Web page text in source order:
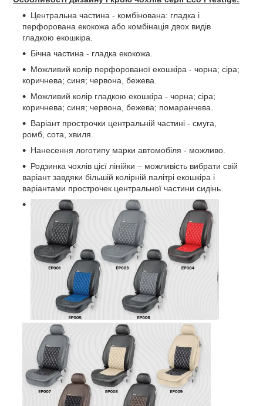
Центральна частина - комбінована: гладка і
перфорована екокожа або комбінація двох видів
гладкою екошкіра.
Бічна частина - гладка екокожа.
Можливий колір перфорованої екошкіра - чорна; сіра;
коричнева; синя; червона, бежева.
Можливий колір гладкою екошкіра - чорна; сіра;
коричнева; синя; червона, бежева; помаранчева.
Варіант прострочки центральній частині - смуга,
ромб, сота, хвиля.
Нанесення логотипу марки автомобіля - можливо.
Родзинка чохлів цієї лінійки – можливість вибрати свій
варіант завдяки більшій колірній палітрі екошкіра і
варіантами прострочек центральної частини сидінь.